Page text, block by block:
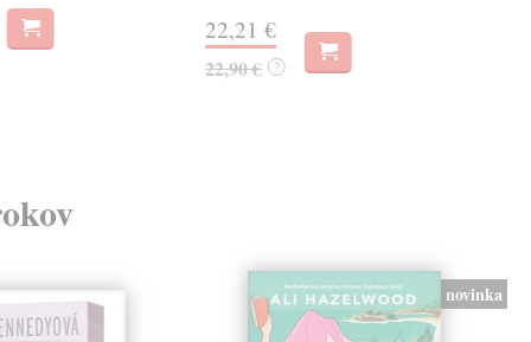
22,21 €
22,90 € ?
novinka